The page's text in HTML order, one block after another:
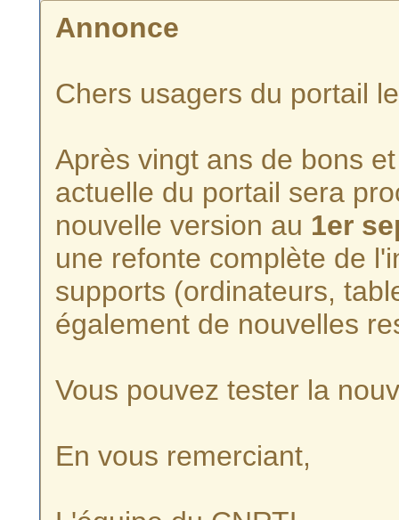
Annonce
Chers usagers du portail
Après vingt ans de bons
actuelle du portail sera
nouvelle version au 1er
une refonte complète de
supports (ordinateurs,
également de nouvelles
Vous pouvez tester la
En vous remerciant,